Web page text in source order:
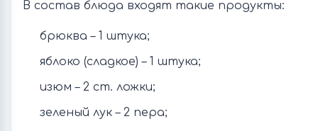
В состав блюда входят такие продукты:
брюква – 1 штука;
яблоко (сладкое) – 1 штука;
изюм – 2 ст. ложки;
зеленый лук – 2 пера;